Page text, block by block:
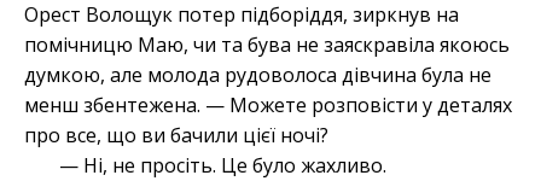
Орест Волощук потер підборіддя, зиркнув на
помічницю Маю, чи та бува не заяскравіла якоюсь
думкою, але молода рудоволоса дівчина була не
менш збентежена. — Можете розповісти у деталях
про все, що ви бачили цієї ночі?
— Ні, не просіть. Це було жахливо.